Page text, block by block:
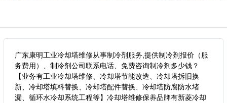
广东康明工业冷却塔维修从事制冷剂服务,提供制冷剂报价（服
务费用）、制冷剂公司联系电话、免费咨询制冷剂多少钱？
【业务有工业冷却塔维修、冷却塔节能改造、冷却塔拆旧换
新、冷却塔填料替换、冷却塔配件替换、冷却塔防腐防水堵
漏、循环水冷却系统工程等】冷却塔维修保养品牌有新菱冷却